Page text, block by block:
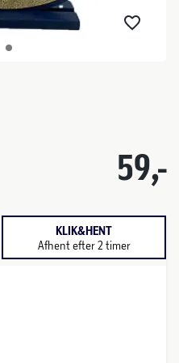
59,-
KLIK&HENT
Afhent efter 2 timer